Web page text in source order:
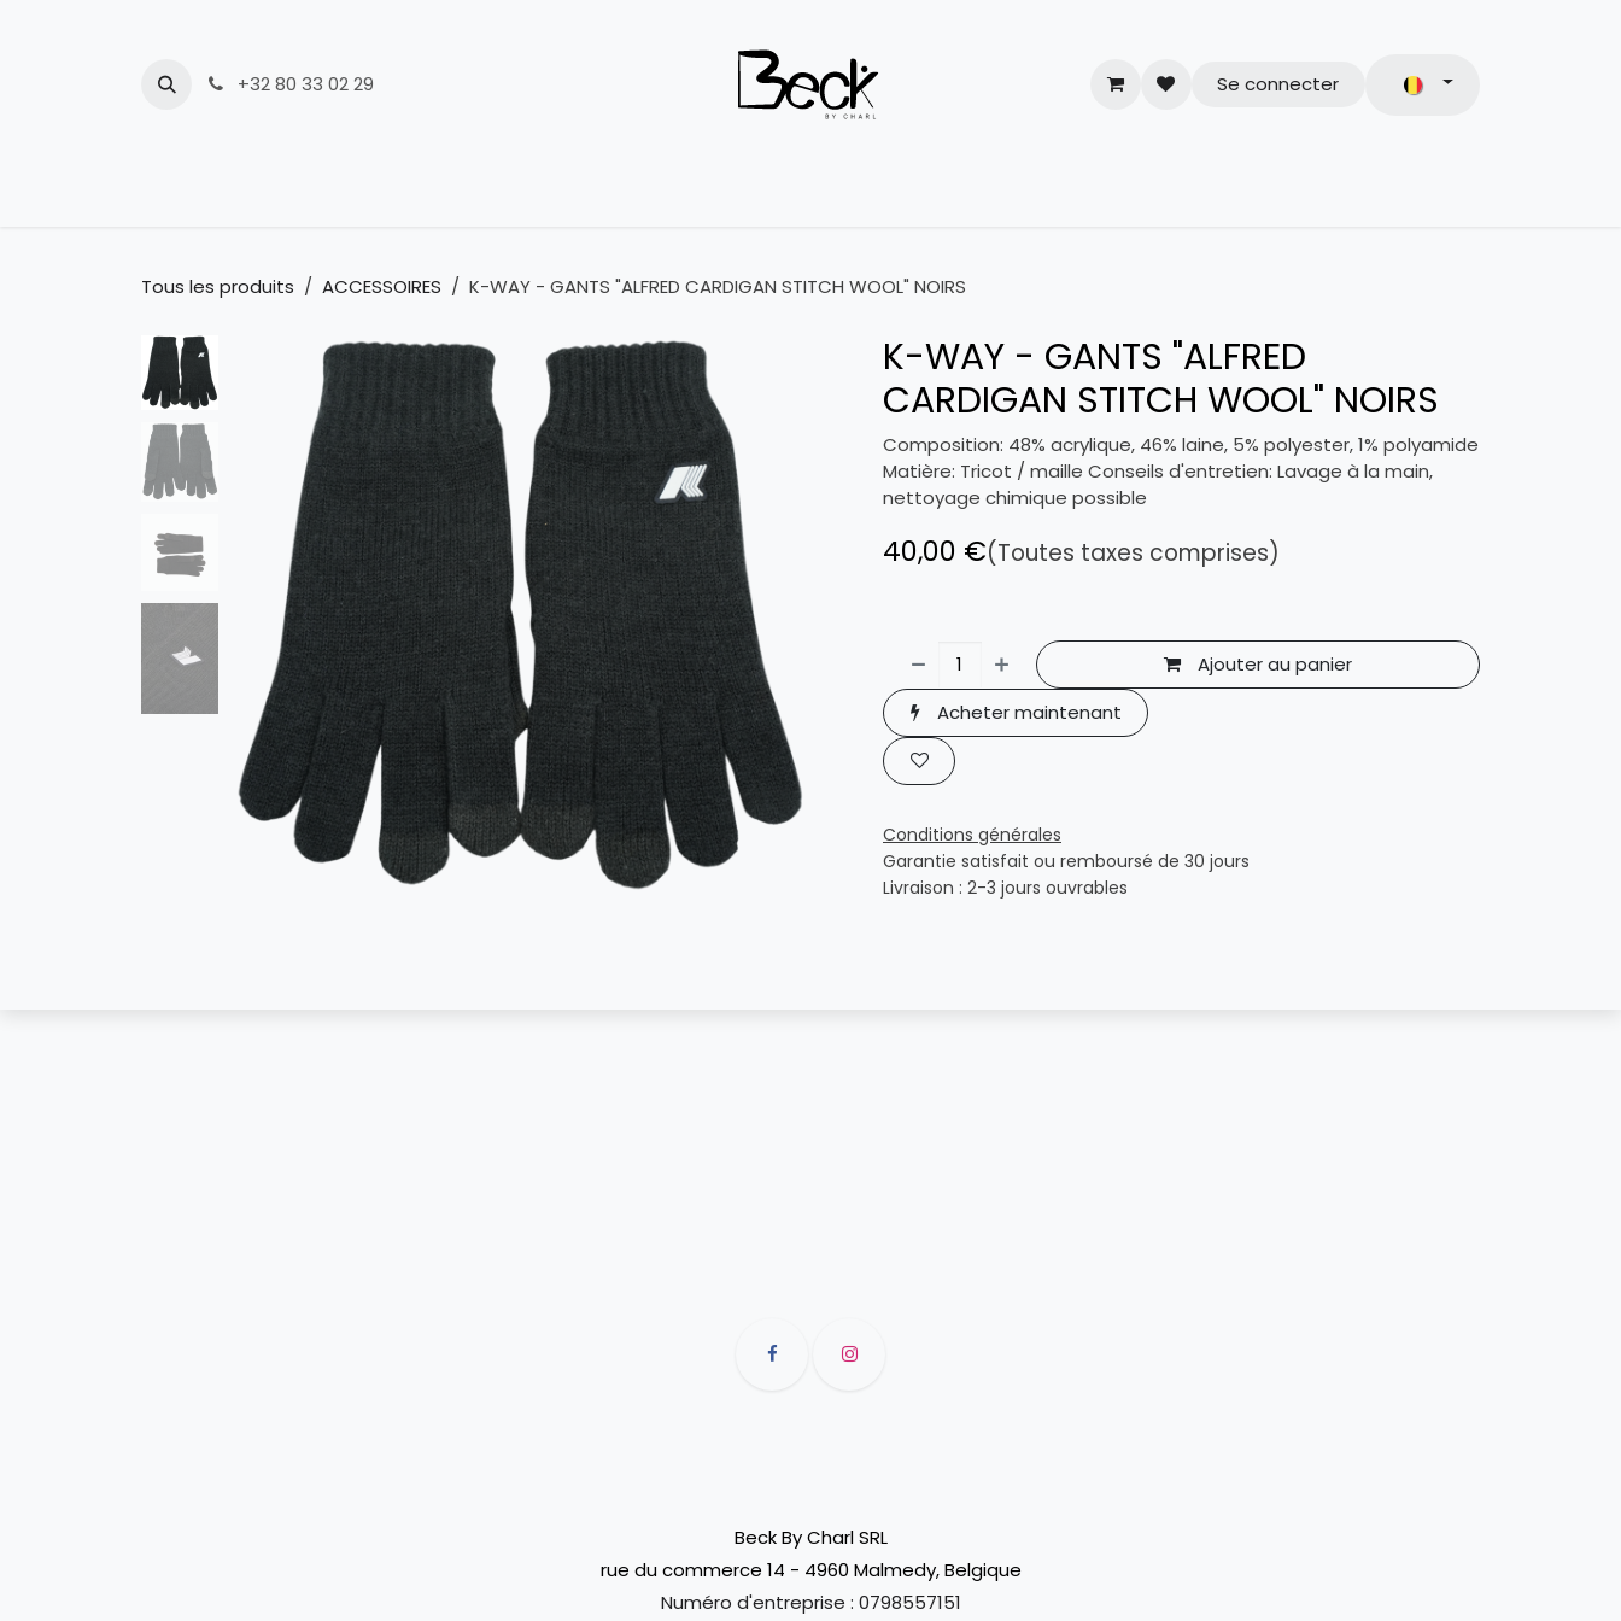
+32 80 33 02 29 Se connecter
Tous les produits ACCESSOIRES K-WAY - GANTS "ALFRED CARDIGAN STITCH WOOL" NOIRS
K-WAY - GANTS "ALFRED
CARDIGAN STITCH WOOL" NOIRS
Composition: 48% acrylique, 46% laine, 5% polyester, 1% polyamide
Matière: Tricot / maille Conseils d'entretien: Lavage à la main,
nettoyage chimique possible
40,00 €(Toutes taxes comprises)
Ajouter au panier
Acheter maintenant
Conditions générales
Garantie satisfait ou remboursé de 30 jours
Livraison : 2-3 jours ouvrables
Beck By Charl SRL
rue du commerce 14 - 4960 Malmedy, Belgique
Numéro d'entreprise : 0798557151